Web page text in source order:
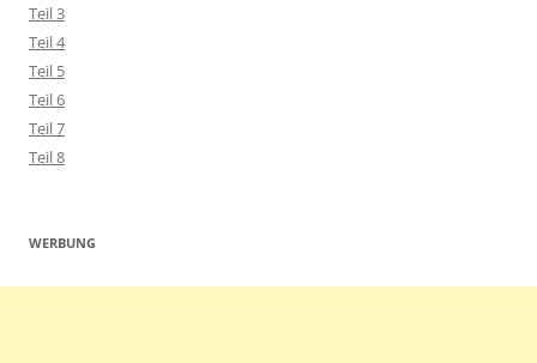
Teil 3
Teil 4
Teil 5
Teil 6
Teil 7
Teil 8
WERBUNG